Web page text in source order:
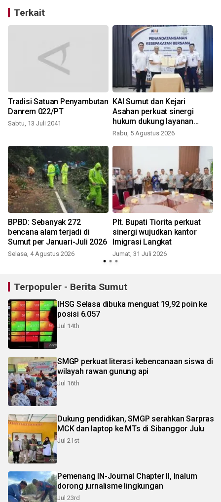
Terkait
Tradisi Satuan Penyambutan
Danrem 022/PT
Sabtu, 13 Juli 2041
KAI Sumut dan Kejari
Asahan perkuat sinergi
hukum dukung layanan
kereta api
Rabu, 5 Agustus 2026
BPBD: Sebanyak 272
bencana alam terjadi di
Sumut per Januari-Juli 2026
Selasa, 4 Agustus 2026
Plt. Bupati Tiorita perkuat
sinergi wujudkan kantor
Imigrasi Langkat
Jumat, 31 Juli 2026
Terpopuler - Berita Sumut
IHSG Selasa dibuka menguat 19,92 poin ke
posisi 6.057
Jul 14th
SMGP perkuat literasi kebencanaan siswa di
wilayah rawan gunung api
Jul 16th
Dukung pendidikan, SMGP serahkan Sarpras
MCK dan laptop ke MTs di Sibanggor Julu
Jul 21st
Pemenang IN-Journal Chapter II, Inalum
dorong jurnalisme lingkungan
Jul 23rd